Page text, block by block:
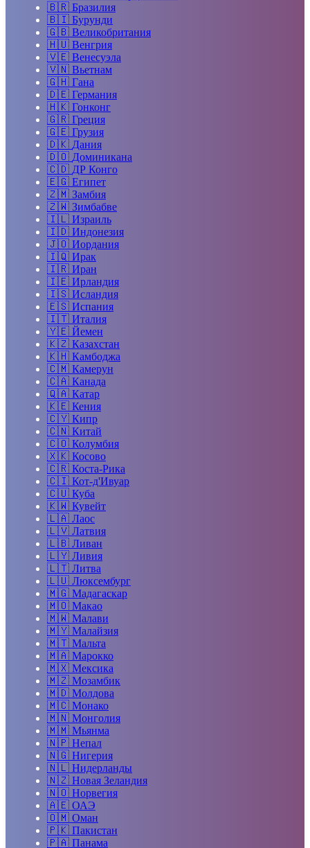
🇧🇷 Бразилия
🇧🇮 Бурунди
🇬🇧 Великобритания
🇭🇺 Венгрия
🇻🇪 Венесуэла
🇻🇳 Вьетнам
🇬🇭 Гана
🇩🇪 Германия
🇭🇰 Гонконг
🇬🇷 Греция
🇬🇪 Грузия
🇩🇰 Дания
🇩🇴 Доминикана
🇨🇩 ДР Конго
🇪🇬 Египет
🇿🇲 Замбия
🇿🇼 Зимбабве
🇮🇱 Израиль
🇮🇩 Индонезия
🇯🇴 Иордания
🇮🇶 Ирак
🇮🇷 Иран
🇮🇪 Ирландия
🇮🇸 Исландия
🇪🇸 Испания
🇮🇹 Италия
🇾🇪 Йемен
🇰🇿 Казахстан
🇰🇭 Камбоджа
🇨🇲 Камерун
🇨🇦 Канада
🇶🇦 Катар
🇰🇪 Кения
🇨🇾 Кипр
🇨🇳 Китай
🇨🇴 Колумбия
🇽🇰 Косово
🇨🇷 Коста-Рика
🇨🇮 Кот-д'Ивуар
🇨🇺 Куба
🇰🇼 Кувейт
🇱🇦 Лаос
🇱🇻 Латвия
🇱🇧 Ливан
🇱🇾 Ливия
🇱🇹 Литва
🇱🇺 Люксембург
🇲🇬 Мадагаскар
🇲🇴 Макао
🇲🇼 Малави
🇲🇾 Малайзия
🇲🇹 Мальта
🇲🇦 Марокко
🇲🇽 Мексика
🇲🇿 Мозамбик
🇲🇩 Молдова
🇲🇨 Монако
🇲🇳 Монголия
🇲🇲 Мьянма
🇳🇵 Непал
🇳🇬 Нигерия
🇳🇱 Нидерланды
🇳🇿 Новая Зеландия
🇳🇴 Норвегия
🇦🇪 ОАЭ
🇴🇲 Оман
🇵🇰 Пакистан
🇵🇦 Панама